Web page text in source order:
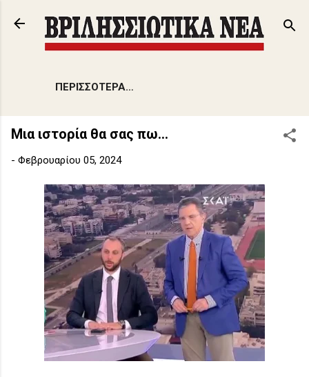
Μετάβαση στο κύριο περιεχόμενο
ΠΕΡΙΣΣΌΤΕΡΑ…
Μια ιστορία θα σας πω...
- Φεβρουαρίου 05, 2024